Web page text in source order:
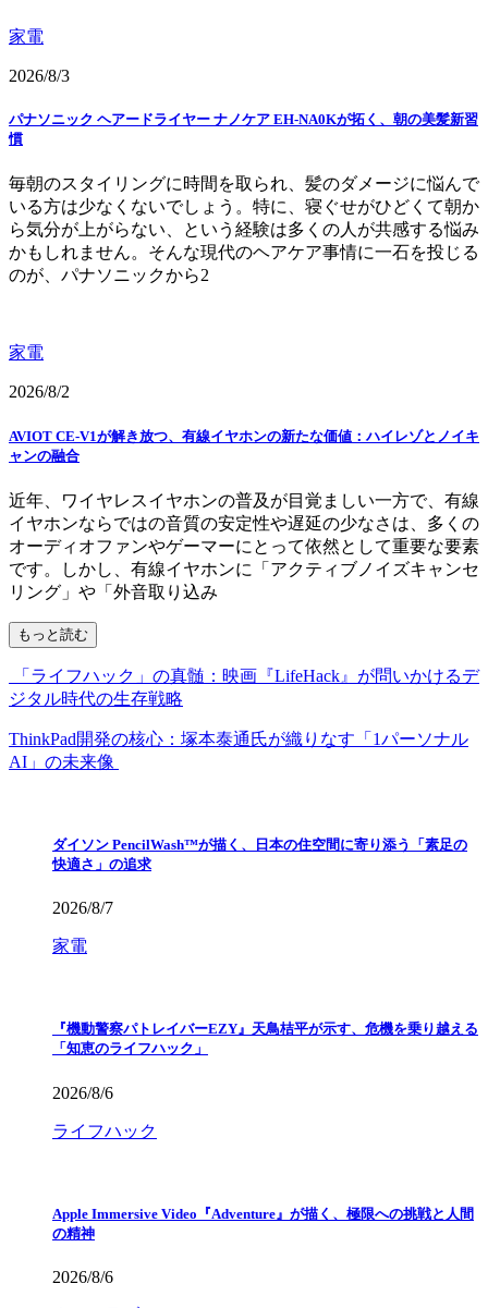
家電
2026/8/3
パナソニック ヘアードライヤー ナノケア EH-NA0Kが拓く、朝の美髪新習
慣
毎朝のスタイリングに時間を取られ、髪のダメージに悩んで
いる方は少なくないでしょう。特に、寝ぐせがひどくて朝か
ら気分が上がらない、という経験は多くの人が共感する悩み
かもしれません。そんな現代のヘアケア事情に一石を投じる
のが、パナソニックから2
家電
2026/8/2
AVIOT CE-V1が解き放つ、有線イヤホンの新たな価値：ハイレゾとノイキ
ャンの融合
近年、ワイヤレスイヤホンの普及が目覚ましい一方で、有線
イヤホンならではの音質の安定性や遅延の少なさは、多くの
オーディオファンやゲーマーにとって依然として重要な要素
です。しかし、有線イヤホンに「アクティブノイズキャンセ
リング」や「外音取り込み
もっと読む
「ライフハック」の真髄：映画『LifeHack』が問いかけるデ
ジタル時代の生存戦略
ThinkPad開発の核心：塚本泰通氏が織りなす「1パーソナル
AI」の未来像
ダイソン PencilWash™が描く、日本の住空間に寄り添う「素足の
快適さ」の追求
2026/8/7
家電
『機動警察パトレイバーEZY』天鳥桔平が示す、危機を乗り越える
「知恵のライフハック」
2026/8/6
ライフハック
Apple Immersive Video『Adventure』が描く、極限への挑戦と人間
の精神
2026/8/6